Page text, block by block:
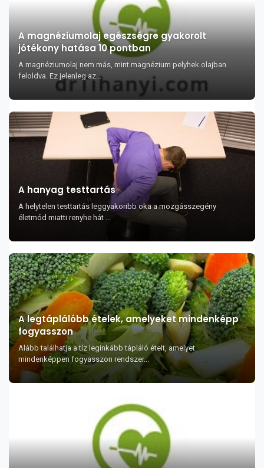
A magnéziumolaj egészségre gyakorolt
jótékony hatása 10 pontban
A magnéziumolaj nem más, mint magnézium pelyhek olajban
feloldva. Ez jelenleg az...
A hanyag testtartás
A helytelen testtartás leggyakoribb oka a mozgásszegény
életmód miatti renyhe hát ...
A legtáplálóbb ételek, amelyeket mindenképp
fogyasszon
Alább találhatja a tíz leginkább tápláló ételt, amelyet
mindenképpen fogyasszon rendszer...